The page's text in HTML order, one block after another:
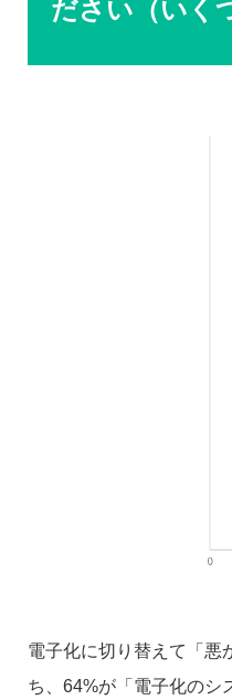
ださい（いく
電子化に切り替えて「悪
ち、64%が「電子化のシ